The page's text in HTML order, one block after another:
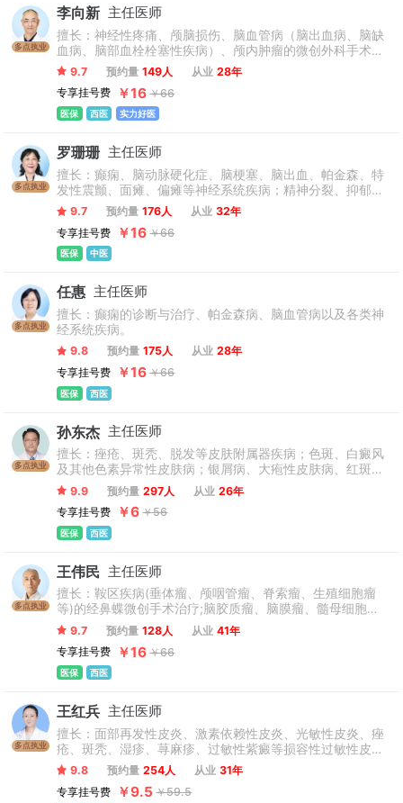
多点执业
李向新 主任医师
擅长：神经性疼痛、颅脑损伤、脑血管病（脑出血病、脑缺
血病、脑部血栓栓塞性疾病）、颅内肿瘤的微创外科手术治
疗。
9.7 预约量 149人 从业 28年
专享挂号费
￥16 ￥66
医保 西医 实力好医
多点执业
罗珊珊 主任医师
擅长：癫痫、脑动脉硬化症、脑梗塞、脑出血、帕金森、特
发性震颤、面瘫、偏瘫等神经系统疾病；精神分裂、抑郁
症、焦虑症、神经衰弱、失眠、躯体化障碍、疑心病等精神
心理疾病。对类风湿、痛风、骨性关节炎等风湿免疫病；过
敏性紫癜；胃炎、胃溃疡、胆囊炎等消化系统疾病；乳腺
病、产后病、更年期等妇科病；湿疹、痤疮等皮肤病等各类
9.7 预约量 176人 从业 32年
专享挂号费
￥16 ￥66
医保 中医
多点执业
任惠 主任医师
擅长：癫痫的诊断与治疗、帕金森病、脑血管病以及各类神
经系统疾病。
9.8 预约量 175人 从业 28年
专享挂号费
￥16 ￥66
医保 西医
多点执业
孙东杰 主任医师
擅长：痤疮、斑秃、脱发等皮肤附属器疾病；色斑、白癜风
及其他色素异常性皮肤病；银屑病、大疱性皮肤病、红斑狼
疮等免疫性疾病；皮炎、湿疹，尤其慢性荨麻疹、颜面皮
炎、多型日光疹等过敏性皮肤病；掌跖角化症、鱼鳞病、毛
周角化等遗传性皮肤病以及真菌性、红斑丘疹鳞屑性皮肤病
的诊治。
9.9 预约量 297人 从业 26年
专享挂号费
￥6 ￥56
医保 西医
多点执业
王伟民 主任医师
擅长：鞍区疾病(垂体瘤、颅咽管瘤、脊索瘤、生殖细胞瘤
等)的经鼻蝶微创手术治疗;脑胶质瘤、脑膜瘤、髓母细胞
瘤、血管网织细胞瘤、海绵状血管瘤、椎管内脊髓肿瘤的外
科手术治疗;神经外科疑难疾病的诊疗。
9.7 预约量 128人 从业 41年
专享挂号费
￥16 ￥66
医保 西医
多点执业
王红兵 主任医师
擅长：面部再发性皮炎、激素依赖性皮炎、光敏性皮炎、痤
疮、斑秃、湿疹、荨麻疹、过敏性紫癜等损容性过敏性皮肤
病；鲜红斑痣、黄褐斑、白癜风等血管性色素障碍性皮病；
红斑狼疮、皮肌炎、血管炎、银屑病和天疱疮等免疫性皮肤
病。
9.8 预约量 254人 从业 31年
专享挂号费
￥9.5 ￥59.5